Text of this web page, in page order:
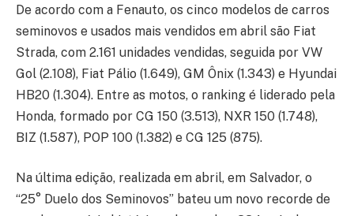
De acordo com a Fenauto, os cinco modelos de carros
seminovos e usados mais vendidos em abril são Fiat
Strada, com 2.161 unidades vendidas, seguida por VW
Gol (2.108), Fiat Pálio (1.649), GM Ônix (1.343) e Hyundai
HB20 (1.304). Entre as motos, o ranking é liderado pela
Honda, formado por CG 150 (3.513), NXR 150 (1.748),
BIZ (1.587), POP 100 (1.382) e CG 125 (875).
Na última edição, realizada em abril, em Salvador, o
“25° Duelo dos Seminovos” bateu um novo recorde de